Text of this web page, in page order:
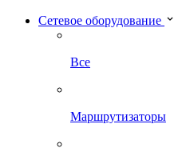
Сетевое оборудование
Все
Маршрутизаторы